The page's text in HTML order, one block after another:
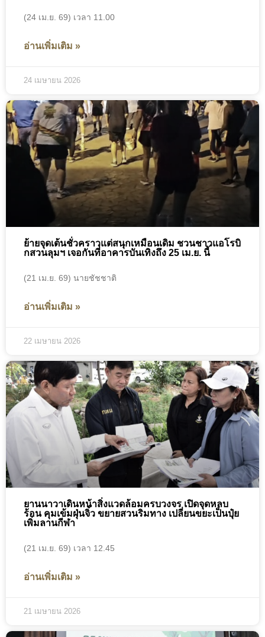
(24 เม.ย. 69) เวลา 11.00
อ่านเพิ่มเติม »
24 เมษายน 2026
ย้ายจุดเต้นชั่วคราวแต่สนุกเหมือนเดิม ชวนชาวแอโรบิ
กสวนลุมฯ เจอกันที่อาคารบันเทิงถึง 25 เม.ย. นี้
(21 เม.ย. 69) นายชัชชาติ
อ่านเพิ่มเติม »
22 เมษายน 2026
ยานนาวาเดินหน้าสิ่งแวดล้อมครบวงจร เปิดจุดหลบ
ร้อน คุมเข้มฝุ่นจิ๋ว ขยายสวนริมทาง เปลี่ยนขยะเป็นปุ๋ย
เพิ่มลานกีฬา
(21 เม.ย. 69) เวลา 12.45
อ่านเพิ่มเติม »
21 เมษายน 2026